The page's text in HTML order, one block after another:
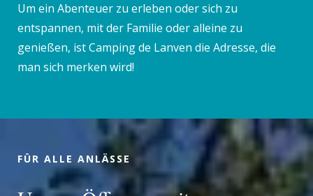
Um ein Abenteuer zu erleben oder sich zu
entspannen, mit der Familie oder alleine zu
genießen, ist Camping de Lanven die Adresse, die
man sich merken wird!
FÜR ALLE ANLÄSSE